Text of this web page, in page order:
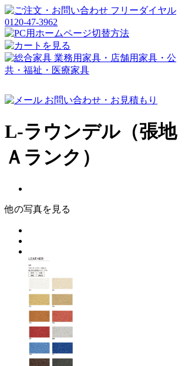
L-ラウンデル（張地
Ａランク）
他の写真を見る